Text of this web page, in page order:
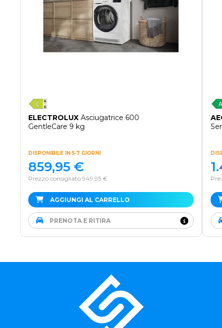
ELECTROLUX Asciugatrice 600
GentleCare 9 kg
DISPONIBILE IN 5‑7 GIORNI
Prezzo consigliato 949,95 €
859,95 €
AGGIUNGI AL CARRELLO
PRENOTA E RITIRA